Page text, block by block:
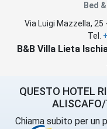
Bed
Via Luigi Mazzella, 25 -
Tel.
B&B Villa Lieta
QUESTO HOTEL
Chiama subito per